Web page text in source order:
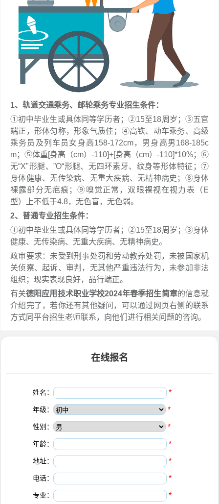
1、轨道交通乘务、邮轮乘务专业招生条件：
①初中毕业生或具体同等学历者；②15至18周岁；③五官
端正，形体匀称，形象气质佳；④高铁、动车乘务、高级
乘务员及列车员女身高158-172cm，男身高男168-185c
m；⑤体重[身高（cm）-110]+[身高（cm）-110]*10%；⑥
无“X"形腿、”O“形腿、无四环素牙、纹身等形体特征；⑦
身体健康、无传染病、无重大疾病、无精神病史；⑧身体
裸露部分无疤痕；⑨嗅觉正常，双眼裸视在视力表（E
型）上不低于4.8，无色盲，无色弱。
2、普通专业招生条件：
①初中毕业生或具体同等学历者；②15至18周岁；③身体
健康、无传染病、无重大疾病、无精神病史。
政审要求：未受到刑事处罚和劳动教养处罚，未被国家机
关侦察、起诉、审判，无其他严重违法行为，未参加非法
组织；现实表现良好，品行端正。
有关德阳应用技术职业学校2024年春季招生简章的信息就
介绍完了，若你还有其他疑问，可以通过网页右侧的联系
方式同平台招生老师联系，向他们进行相关问题的咨询。
在线报名
姓名： *
年级： *
性别： *
年龄： *
地址： *
电话： *
专业： *